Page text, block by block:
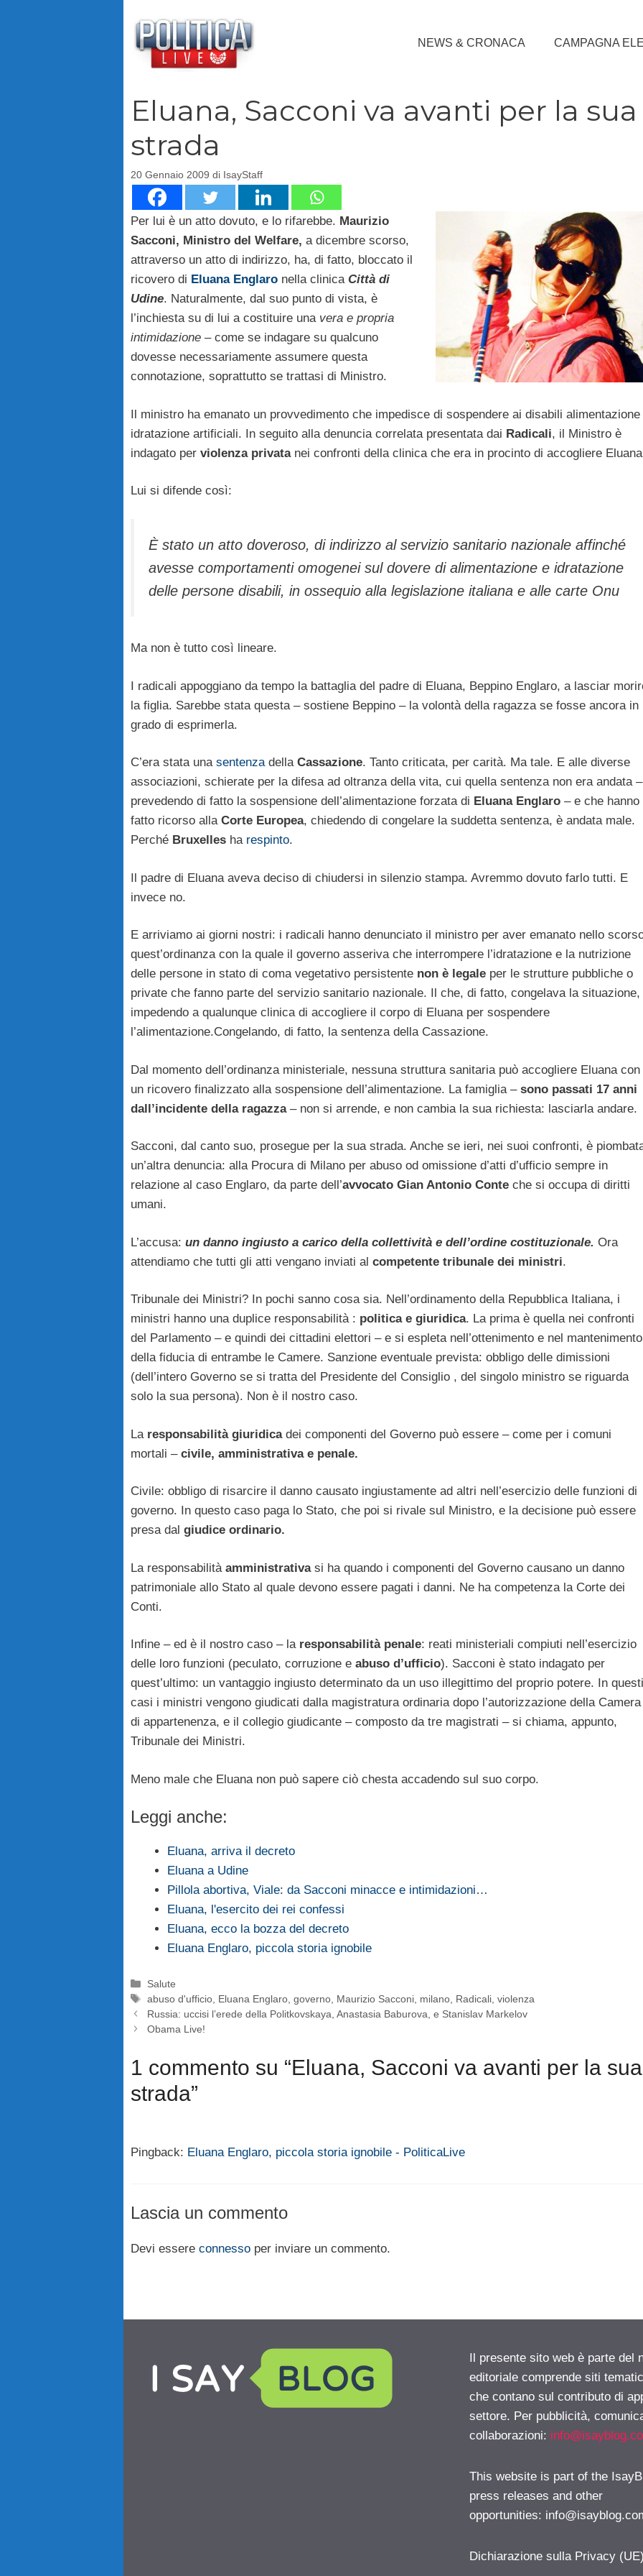
NEWS & CRONACA CAMPAGNA
Eluana, Sacconi va avanti per la sua
strada
20 Gennaio 2009 di IsayStaff
Per lui è un atto dovuto, e lo rifarebbe. Maurizio
Sacconi, Ministro del Welfare, a dicembre scorso,
attraverso un atto di indirizzo, ha, di fatto, bloccato il
ricovero di Eluana Englaro nella clinica Città di
Udine. Naturalmente, dal suo punto di vista, è
l’inchiesta su di lui a costituire una vera e propria
intimidazione – come se indagare su qualcuno
dovesse necessariamente assumere questa
connotazione, soprattutto se trattasi di Ministro.
Il ministro ha emanato un provvedimento che impedisce di sospendere ai disabili alimentazione
idratazione artificiali. In seguito alla denuncia correlata presentata dai Radicali, il Ministro è
indagato per violenza privata nei confronti della clinica che era in procinto di accogliere
Lui si difende così:
È stato un atto doveroso, di indirizzo al servizio sanitario nazionale affinché
avesse comportamenti omogenei sul dovere di alimentazione e idratazione
delle persone disabili, in ossequio alla legislazione italiana e alle carte Onu
Ma non è tutto così lineare.
I radicali appoggiano da tempo la battaglia del padre di Eluana, Beppino Englaro, a lasciar
la figlia. Sarebbe stata questa – sostiene Beppino – la volontà della ragazza se fosse ancora in
grado di esprimerla.
C’era stata una sentenzadella Cassazione. Tanto criticata, per carità. Ma tale. E alle diverse
associazioni, schierate per la difesa ad oltranza della vita, cui quella sentenza non era andata –
prevedendo di fatto la sospensione dell’alimentazione forzata di Eluana Englaro – e che hanno
fatto ricorso alla Corte Europea, chiedendo di congelare la suddetta sentenza, è andata male.
Perché Bruxelles ha respinto.
Il padre di Eluana aveva deciso di chiudersi in silenzio stampa. Avremmo dovuto farlo tutti. E
invece no.
E arriviamo ai giorni nostri: i radicali hanno denunciato il ministro per aver emanato nello
quest’ordinanza con la quale il governo asseriva che interrompere l’idratazione e la nutrizione
delle persone in stato di coma vegetativo persistente non è legale per le strutture pubbliche o
private che fanno parte del servizio sanitario nazionale. Il che, di fatto, congelava la situazione,
impedendo a qualunque clinica di accogliere il corpo di Eluana per sospendere
l’alimentazione.Congelando, di fatto, la sentenza della Cassazione.
Dal momento dell’ordinanza ministeriale, nessuna struttura sanitaria può accogliere Eluana con
un ricovero finalizzato alla sospensione dell’alimentazione. La famiglia – sono passati 17 anni
dall’incidente della ragazza– non si arrende, e non cambia la sua richiesta: lasciarla andare.
Sacconi, dal canto suo, prosegue per la sua strada. Anche se ieri, nei suoi confronti, è
un’altra denuncia: alla Procura di Milano per abuso od omissione d’atti d’ufficio sempre in
relazione al caso Englaro, da parte dell’avvocato Gian Antonio Conte che si occupa di diritti
umani.
L’accusa: un danno ingiusto a carico della collettività e dell’ordine costituzionale. Ora
attendiamo che tutti gli atti vengano inviati al competente tribunale dei ministri.
Tribunale dei Ministri? In pochi sanno cosa sia. Nell’ordinamento della Repubblica Italiana, i
ministri hanno una duplice responsabilità : politica e giuridica. La prima è quella nei confronti
del Parlamento – e quindi dei cittadini elettori – e si espleta nell’ottenimento e nel mantenimento
della fiducia di entrambe le Camere. Sanzione eventuale prevista: obbligo delle dimissioni
(dell’intero Governo se si tratta del Presidente del Consiglio , del singolo ministro se riguarda
solo la sua persona). Non è il nostro caso.
La responsabilità giuridicadei componenti del Governo può essere – come per i comuni
mortali – civile, amministrativa e penale.
Civile: obbligo di risarcire il danno causato ingiustamente ad altri nell’esercizio delle funzioni di
governo. In questo caso paga lo Stato, che poi si rivale sul Ministro, e la decisione può essere
presa dal giudice ordinario.
La responsabilità amministrativasi ha quando i componenti del Governo causano un danno
patrimoniale allo Stato al quale devono essere pagati i danni. Ne ha competenza la Corte dei
Conti.
Infine – ed è il nostro caso – la responsabilità penale: reati ministeriali compiuti nell’esercizio
delle loro funzioni (peculato, corruzione e abuso d’ufficio). Sacconi è stato indagato per
quest’ultimo: un vantaggio ingiusto determinato da un uso illegittimo del proprio potere. In questi
casi i ministri vengono giudicati dalla magistratura ordinaria dopo l’autorizzazione della Camera
di appartenenza, e il collegio giudicante – composto da tre magistrati – si chiama, appunto,
Tribunale dei Ministri.
Meno male che Eluana non può sapere ciò chesta accadendo sul suo corpo.
Leggi anche:
Eluana, arriva il decreto
Eluana a Udine
Pillola abortiva, Viale: da Sacconi minacce e intimidazioni…
Eluana, l'esercito dei rei confessi
Eluana, ecco la bozza del decreto
Eluana Englaro, piccola storia ignobile
Categorie
Salute
Tag
abuso d'ufficio Eluana Englaro ,governo Maurizio Sacconi milano Radicali ,violenza
Russia: uccisi l’erede della Politkovskaya, Anastasia Baburova, e Stanislav Markelov
Obama Live!
1 commento su “Eluana, Sacconi va avanti per la sua
strada”
Pingback: Eluana Englaro, piccola storia ignobile - PoliticaLive
Lascia un commento
Devi essere connesso per inviare un commento.
Il presente sito web è parte
editoriale comprende siti
che contano sul contributo di
settore. Per pubblicità,
collaborazioni:
This website is part of the
press releases and other
opportunities:
Dichiarazione sulla Privacy